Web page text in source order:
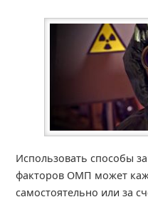
Использовать способы
факторов ОМП может
самостоятельно или за